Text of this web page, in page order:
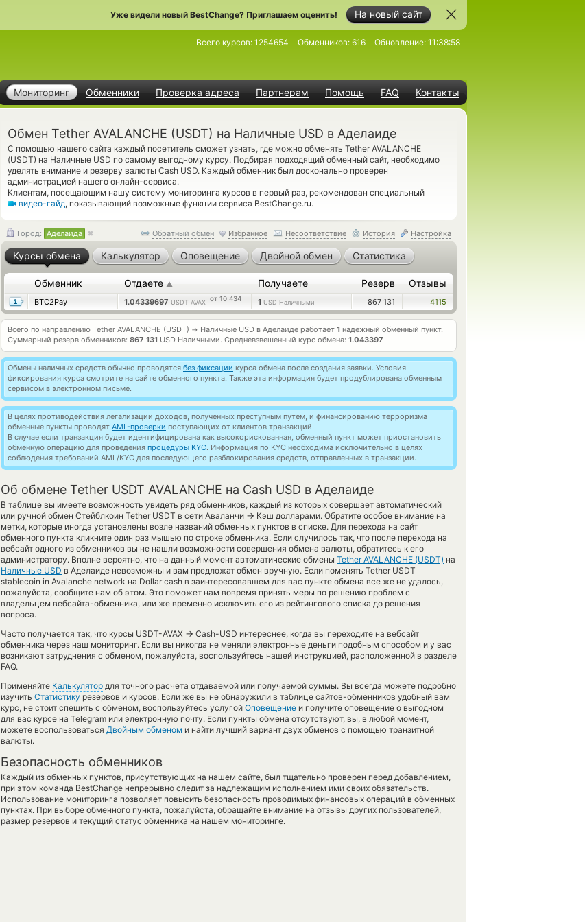
На новый сайт
Уже видели новый BestChange? Приглашаем оценить!
Мониторинг Обменники Проверка адреса Партнерам Помощь FAQ Контакты
Всего курсов: 1254654 Обменников: 616 Обновление: 11:38:58
Обмен Tether AVALANCHE (USDT) на Наличные USD в Аделаиде
С помощью нашего сайта каждый посетитель сможет узнать, где можно обменять Tether AVALANCHE
(USDT) на Наличные USD по самому выгодному курсу. Подбирая подходящий обменный сайт, необходимо
уделять внимание и резерву валюты Cash USD. Каждый обменник был досконально проверен
администрацией нашего онлайн-сервиса.
Клиентам, посещающим нашу систему мониторинга курсов в первый раз, рекомендован специальный
видео-гайд, показывающий возможные функции сервиса BestChange.ru.
Обратный обмен Избранное Несоответствие История Настройка
Город: Аделаида
Курсы обмена Калькулятор Оповещение Двойной обмен Статистика
Обменник Отдаете ▲ Получаете Резерв Отзывы
BTC2Pay 1.04339697 USDT AVAX от 10 434 1 USD Наличными 867 131 4115
Всего по направлению Tether AVALANCHE (USDT) → Наличные USD в Аделаиде работает 1 надежный обменный пункт.
Суммарный резерв обменников: 867 131 USD Наличными. Средневзвешенный курс обмена: 1.043397
Обмены наличных средств обычно проводятся без фиксации курса обмена после создания заявки. Условия
фиксирования курса смотрите на сайте обменного пункта. Также эта информация будет продублирована обменным
сервисом в электронном письме.
В целях противодействия легализации доходов, полученных преступным путем, и финансированию терроризма
обменные пункты проводят AML-проверки поступающих от клиентов транзакций.
В случае если транзакция будет идентифицирована как высокорискованная, обменный пункт может приостановить
обменную операцию для проведения процедуры KYC. Информация по KYC необходима исключительно в целях
соблюдения требований AML/KYC для последующего разблокирования средств, отправленных в транзакции.
Об обмене Tether USDT AVALANCHE на Cash USD в Аделаиде
В таблице вы имеете возможность увидеть ряд обменников, каждый из которых совершает автоматический
или ручной обмен Стейблкоин Tether USDT в сети Аваланчи → Кэш долларами. Обратите особое внимание на
метки, которые иногда установлены возле названий обменных пунктов в списке. Для перехода на сайт
обменного пункта кликните один раз мышью по строке обменника. Если случилось так, что после перехода на
вебсайт одного из обменников вы не нашли возможности совершения обмена валюты, обратитесь к его
администратору. Вполне вероятно, что на данный момент автоматические обмены Tether AVALANCHE (USDT) на
Наличные USD в Аделаиде невозможны и вам предложат обмен вручную. Если поменять Tether USDT
stablecoin in Avalanche network на Dollar cash в заинтересовавшем для вас пункте обмена все же не удалось,
пожалуйста, сообщите нам об этом. Это поможет нам вовремя принять меры по решению проблем с
владельцем вебсайта-обменника, или же временно исключить его из рейтингового списка до решения
вопроса.
Часто получается так, что курсы USDT-AVAX → Cash-USD интереснее, когда вы переходите на вебсайт
обменника через наш мониторинг. Если вы никогда не меняли электронные деньги подобным способом и у вас
возникают затруднения с обменом, пожалуйста, воспользуйтесь нашей инструкцией, расположенной в разделе
FAQ.
Применяйте Калькулятор для точного расчета отдаваемой или получаемой суммы. Вы всегда можете подробно
изучить Статистику резервов и курсов. Если же вы не обнаружили в таблице сайтов-обменников удобный вам
курс, не стоит спешить с обменом, воспользуйтесь услугой Оповещение и получите оповещение о выгодном
для вас курсе на Telegram или электронную почту. Если пункты обмена отсутствуют, вы, в любой момент,
можете воспользоваться Двойным обменом и найти лучший вариант двух обменов с помощью транзитной
валюты.
Безопасность обменников
Каждый из обменных пунктов, присутствующих на нашем сайте, был тщательно проверен перед добавлением,
при этом команда BestChange непрерывно следит за надлежащим исполнением ими своих обязательств.
Использование мониторинга позволяет повысить безопасность проводимых финансовых операций в обменных
пунктах. При выборе обменного пункта, пожалуйста, обращайте внимание на отзывы других пользователей,
размер резервов и текущий статус обменника на нашем мониторинге.